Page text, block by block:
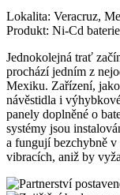
Lokalita: Veracruz,
Produkt: Ni-Cd
Jednokolejná trať
prochází jedním z
Mexiku. Zařízení,
návěstidla i
panely doplněné o
systémy jsou
a fungují bezchybně
vibracích, aniž by